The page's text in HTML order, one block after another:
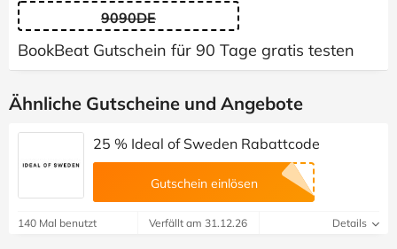
9090DE
BookBeat Gutschein für 90 Tage gratis testen
Ähnliche Gutscheine und Angebote
25 % Ideal of Sweden Rabattcode
Gutschein einlösen
140 Mal benutzt Verfällt am 31.12.26 Details